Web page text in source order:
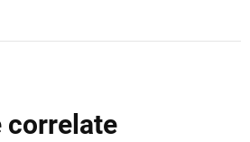
correlate